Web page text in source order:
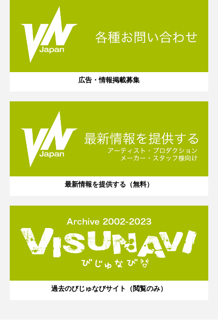
広告・情報掲載募集
最新情報を提供する（無料）
過去のびじゅなびサイト（閲覧のみ）